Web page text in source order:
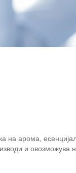
на арома,
и овозможува